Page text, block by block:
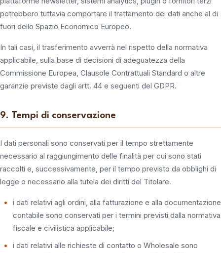
potrebbero tuttavia comportare il trattamento dei dati anche al di
fuori dello Spazio Economico Europeo.
In tali casi, il trasferimento avverrà nel rispetto della normativa
applicabile, sulla base di decisioni di adeguatezza della
Commissione Europea, Clausole Contrattuali Standard o altre
garanzie previste dagli artt. 44 e seguenti del GDPR.
9. Tempi di conservazione
I dati personali sono conservati per il tempo strettamente
necessario al raggiungimento delle finalità per cui sono stati
raccolti e, successivamente, per il tempo previsto da obblighi di
legge o necessario alla tutela dei diritti del Titolare.
i dati relativi agli ordini, alla fatturazione e alla documentazione
contabile sono conservati per i termini previsti dalla normativa
fiscale e civilistica applicabile;
i dati relativi alle richieste di contatto o Wholesale sono